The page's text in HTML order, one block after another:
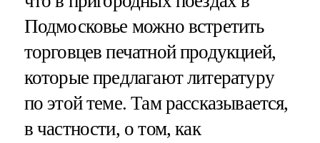
Подмосковье можно встретить
торговцев печатной продукцией,
которые предлагают литературу
по этой теме. Там рассказывается,
в частности, о том, как